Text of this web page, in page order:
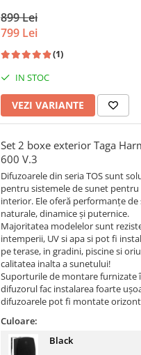
899 Lei
799 Lei
(1)
IN STOC
VEZI VARIANTE
Set 2 boxe exterior Taga
600 V.3
Difuzoarele din seria TOS sunt
pentru sistemele de sunet
interior. Ele oferă performanțe
naturale, dinamice și puternice.
Majoritatea modelelor sunt
intemperii, UV si apa si pot fi
pe terase, in gradini, piscine si
calitatea inalta a sunetului!
Suporturile de montare furnizate
difuzorul fac instalarea foarte
difuzoarele pot fi montate
Culoare:
Black